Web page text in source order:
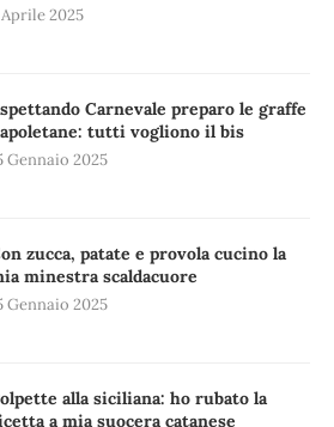
Aprile 2025
Carnevale preparo le graffe
tutti vogliono il bis
Gennaio 2025
zucca, patate e provola cucino la
minestra scaldacuore
Gennaio 2025
alla siciliana: ho rubato la
a mia suocera catanese